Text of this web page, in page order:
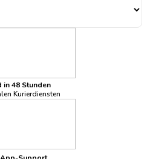
in 48 Stunden
Kurierdiensten